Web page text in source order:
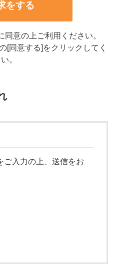
同意の上ご利用ください。
[同意する]をクリックしてく
。
ご入力の上、送信をお